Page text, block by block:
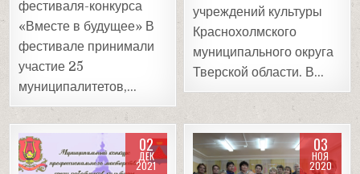
фестиваля-конкурса
«Вместе в будущее» В
фестивале принимали
участие 25
муниципалитетов,…
учреждений культуры
Краснохолмского
муниципального округа
Тверской области. В…
02
ДЕК
2021
03
НОЯ
2020